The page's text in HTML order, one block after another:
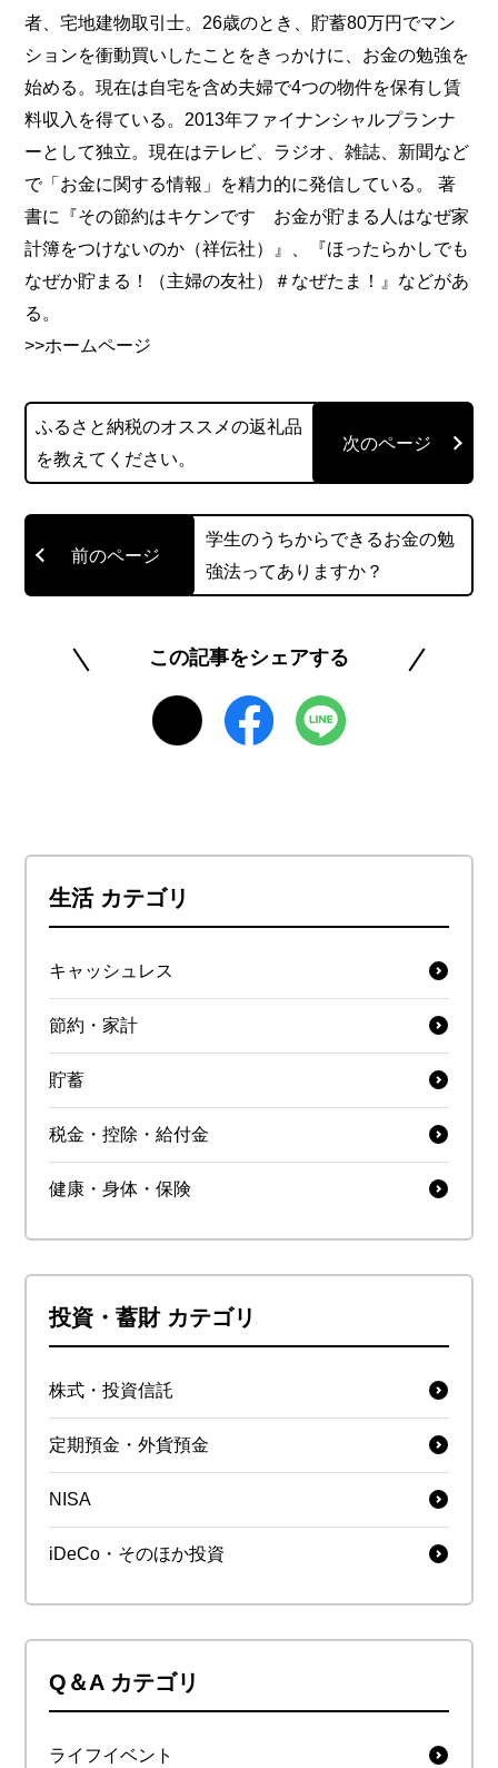
者、宅地建物取引士。26歳のとき、貯蓄80万円でマン
ションを衝動買いしたことをきっかけに、お金の勉強を
始める。現在は自宅を含め夫婦で4つの物件を保有し賃
料収入を得ている。2013年ファイナンシャルプランナ
ーとして独立。現在はテレビ、ラジオ、雑誌、新聞など
で「お金に関する情報」を精力的に発信している。 著
書に『その節約はキケンです お金が貯まる人はなぜ家
計簿をつけないのか（祥伝社）』、『ほったらかしでも
なぜか貯まる！（主婦の友社）＃なぜたま！』などがあ
る。
>>ホームページ
ふるさと納税のオススメの返礼品
を教えてください。
学生のうちからできるお金の勉
強法ってありますか？
この記事をシェアする
生活 カテゴリ
キャッシュレス
節約・家計
貯蓄
税金・控除・給付金
健康・身体・保険
投資・蓄財 カテゴリ
株式・投資信託
定期預金・外貨預金
NISA
iDeCo・そのほか投資
Q＆A カテゴリ
ライフイベント